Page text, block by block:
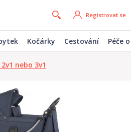
Registrovat se
Kočárky Cestování Péče
nebo 3v1